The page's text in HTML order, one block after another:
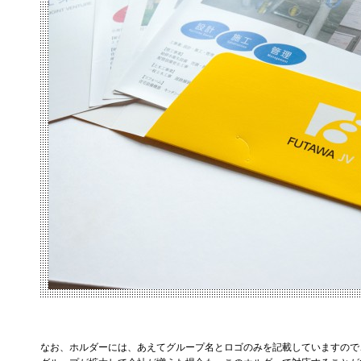
なお、ホルダーには、あえてグループ名とロゴのみを記載していますの